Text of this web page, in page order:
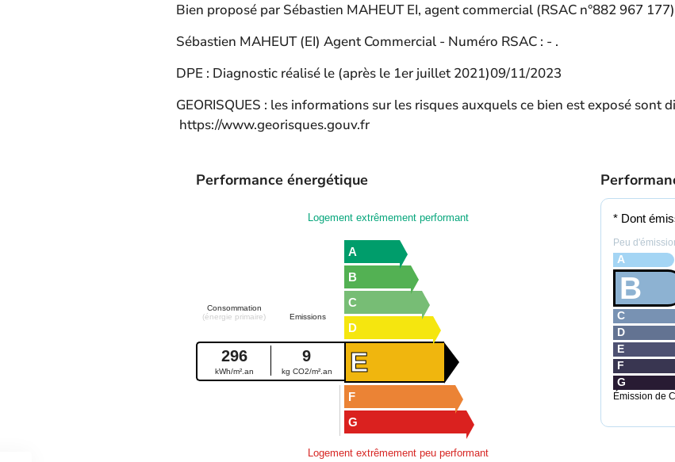
Bien proposé par Sébastien MAHEUT EI, agent commercial (RSAC n°882 967 177)
Sébastien MAHEUT (EI) Agent Commercial - Numéro RSAC : - .
DPE : Diagnostic réalisé le (après le 1er juillet 2021)09/11/2023
GEORISQUES : les informations sur les risques auxquels ce bien est exposé sont
https://www.georisques.gouv.fr
Performance énergétique
Logement extrêmement performant
A
B
C
D
Consommation
(énergie primaire)
Emissions
296
kWh/m².an
9
kg CO2/m².an E
F
G
Logement extrêmement peu performant
* Dont
Peu
A
B
C
D
E
F
G
Émission de